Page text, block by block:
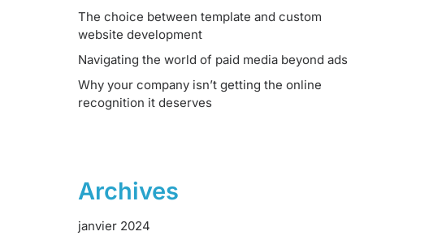
The choice between template and custom
website development
Navigating the world of paid media beyond ads
Why your company isn’t getting the online
recognition it deserves
Archives
janvier 2024